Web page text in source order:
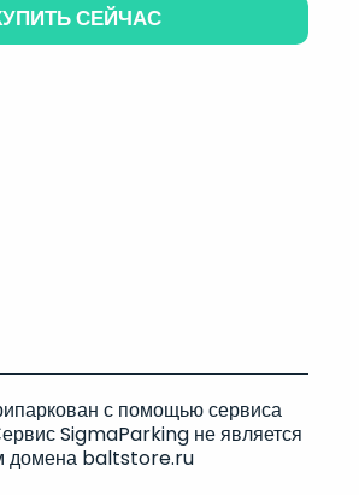
СЕЙЧАС
с помощью сервиса
SigmaParking не является
домена baltstore.ru